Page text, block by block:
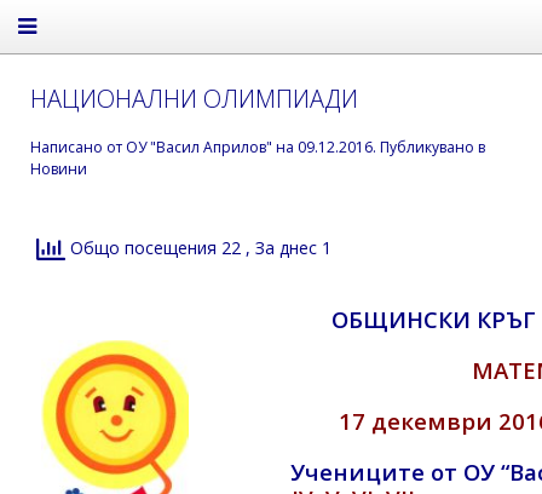
НАЦИОНАЛНИ ОЛИМПИАДИ
Написано от ОУ "Васил Априлов" на 09.12.2016. Публикувано в
Новини
Общо посещения 22 , За днес 1
ОБЩИНСКИ
17 декември
Учениците от ОУ